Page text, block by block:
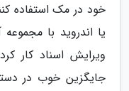
خود در مک استفاده
یا اندروید با
ویرایش اسناد کار